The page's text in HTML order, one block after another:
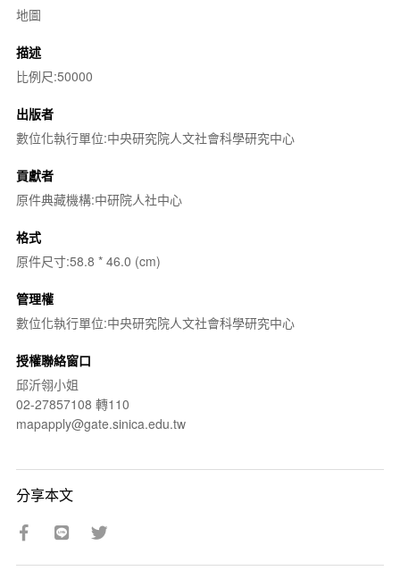
地圖
描述
比例尺:50000
出版者
數位化執行單位:中央研究院人文社會科學研究中心
貢獻者
原件典藏機構:中研院人社中心
格式
原件尺寸:58.8 * 46.0 (cm)
管理權
數位化執行單位:中央研究院人文社會科學研究中心
授權聯絡窗口
邱沂翎小姐
02-27857108 轉110
mapapply@gate.sinica.edu.tw
分享本文